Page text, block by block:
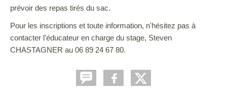
prévoir des repas tirés du sac.
Pour les inscriptions et toute information, n'hésitez pas à
contacter l'éducateur en charge du stage, Steven
CHASTAGNER au 06 89 24 67 80.